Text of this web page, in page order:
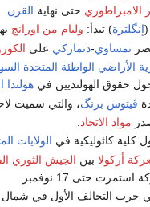
الامبراطوري حتى نهاية القرن
(إنگلترة) تبدأ: وليام من اورانج
نمساوي-دنماركي على
الأراضي الواطئة المتحدة
حول حقوق الهولنديين في هولندا
ڤيتوس برنگ، والتي سميت
مواد الاتحاد
كلية كاثوليكية في الولايات
أركولابين الجيش الثوري
حتى 17 نوفمبر.
حرب التحالف الأول في شمال